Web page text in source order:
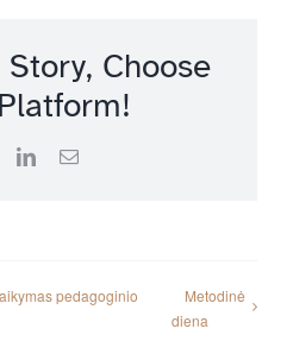
Choose
FacebookLinkedInEmail
pedagoginio
Metodinė
diena